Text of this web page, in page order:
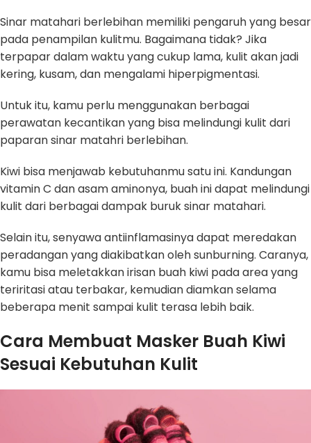
Sinar matahari berlebihan memiliki pengaruh yang besar
pada penampilan kulitmu. Bagaimana tidak? Jika
terpapar dalam waktu yang cukup lama, kulit akan jadi
kering, kusam, dan mengalami hiperpigmentasi.
Untuk itu, kamu perlu menggunakan berbagai
perawatan kecantikan yang bisa melindungi kulit dari
paparan sinar matahri berlebihan.
Kiwi bisa menjawab kebutuhanmu satu ini. Kandungan
vitamin C dan asam aminonya, buah ini dapat melindungi
kulit dari berbagai dampak buruk sinar matahari.
Selain itu, senyawa antiinflamasinya dapat meredakan
peradangan yang diakibatkan oleh sunburning. Caranya,
kamu bisa meletakkan irisan buah kiwi pada area yang
teriritasi atau terbakar, kemudian diamkan selama
beberapa menit sampai kulit terasa lebih baik.
Cara Membuat Masker Buah Kiwi
Sesuai Kebutuhan Kulit